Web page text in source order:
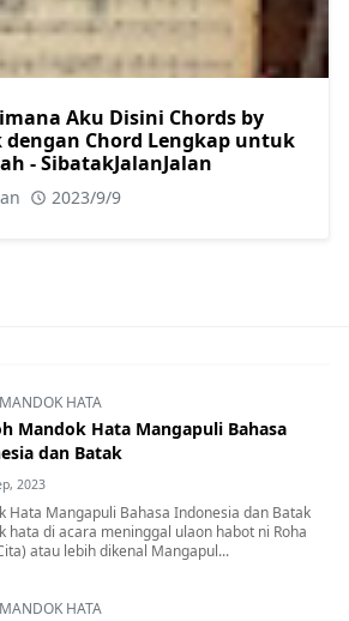
Aku Disini Chords by
Chord Lengkap untuk
- SibatakJalanJalan
2023/9/9
MANDOK HATA
Mandok Hata Mangapuli Bahasa
dan Batak
2023
Hata Mangapuli Bahasa Indonesia dan Batak
hata di acara meninggal ulaon habot ni Roha
atau lebih dikenal Mangapul...
MANDOK HATA